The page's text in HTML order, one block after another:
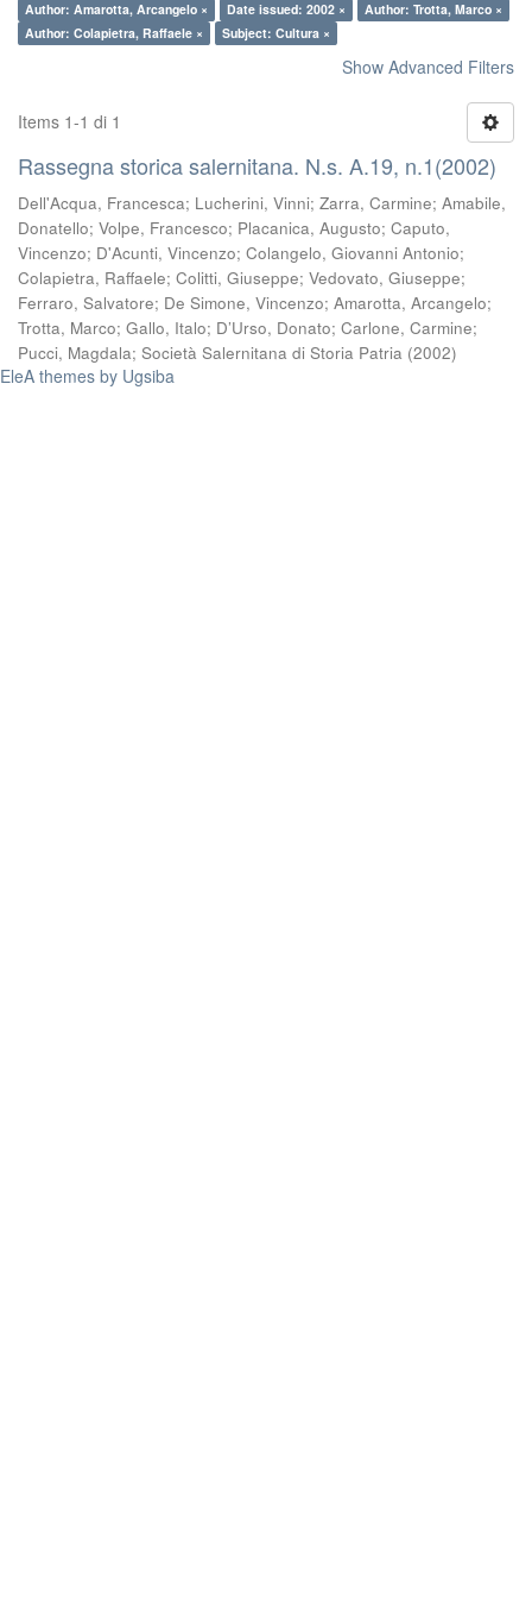
Author: Amarotta, Arcangelo ×
Date issued: 2002 ×
Author: Trotta, Marco ×
Author: Colapietra, Raffaele ×
Subject: Cultura ×
Show Advanced Filters
Items 1-1 di 1
Rassegna storica salernitana. N.s. A.19, n.1(2002)
Dell'Acqua, Francesca; Lucherini, Vinni; Zarra, Carmine; Amabile,
Donatello; Volpe, Francesco; Placanica, Augusto; Caputo,
Vincenzo; D'Acunti, Vincenzo; Colangelo, Giovanni Antonio;
Colapietra, Raffaele; Colitti, Giuseppe; Vedovato, Giuseppe;
Ferraro, Salvatore; De Simone, Vincenzo; Amarotta, Arcangelo;
Trotta, Marco; Gallo, Italo; D’Urso, Donato; Carlone, Carmine;
Pucci, Magdala; Società Salernitana di Storia Patria (2002)
EleA themes by Ugsiba